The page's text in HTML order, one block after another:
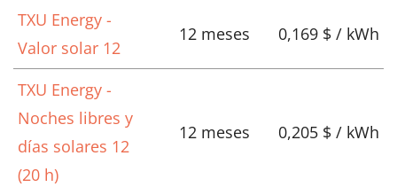
TXU Energy -
Valor solar 12
12 meses 0,169 $ / kWh
TXU Energy -
Noches libres y
días solares 12
(20 h)
12 meses 0,205 $ / kWh